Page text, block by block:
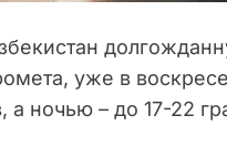
уже в
а ночью – до 17-22